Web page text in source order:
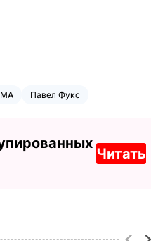
Павел Фукс
Читать